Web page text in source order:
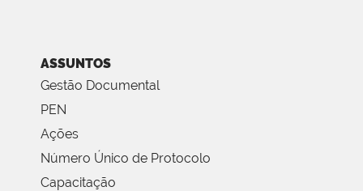
ASSUNTOS
Gestão Documental
PEN
Ações
Número Único de Protocolo
Capacitação